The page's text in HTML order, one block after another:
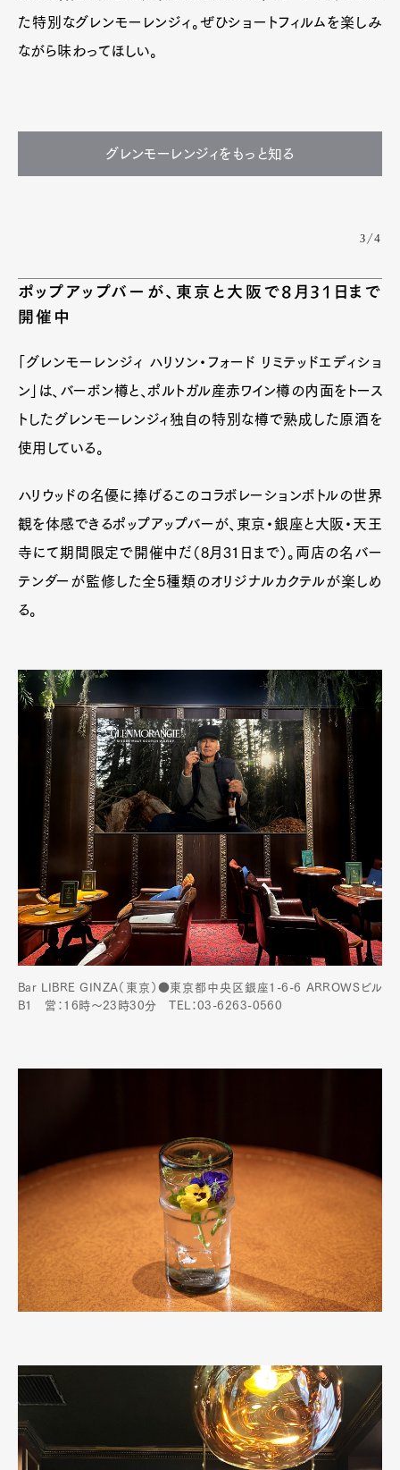
た特別なグレンモーレンジィ。ぜひショートフィルムを楽しみ
ながら味わってほしい。
グレンモーレンジィをもっと知る
3/4
ポップアップバーが、東京と大阪で8月31日まで
開催中
「グレンモーレンジィ ハリソン・フォード リミテッドエディショ
ン」は、バーボン樽と、ポルトガル産赤ワイン樽の内面をトース
トしたグレンモーレンジィ独自の特別な樽で熟成した原酒を
使用している。
ハリウッドの名優に捧げるこのコラボレーションボトルの世界
観を体感できるポップアップバーが、東京・銀座と大阪・天王
寺にて期間限定で開催中だ（8月31日まで）。両店の名バー
テンダーが監修した全5種類のオリジナルカクテルが楽しめ
る。
Bar LIBRE GINZA（東京）●東京都中央区銀座1-6-6 ARROWSビル
B1 営：16時～23時30分 TEL：03-6263-0560